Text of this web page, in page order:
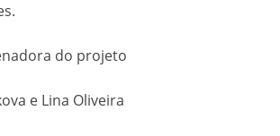
do projeto
e Lina Oliveira